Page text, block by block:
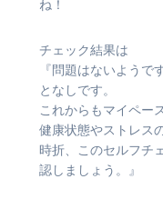
ね！
チェック結果は
『問題はないようで
となしです。
これからもマイペー
健康状態やストレス
時折、このセルフチ
認しましょう。』